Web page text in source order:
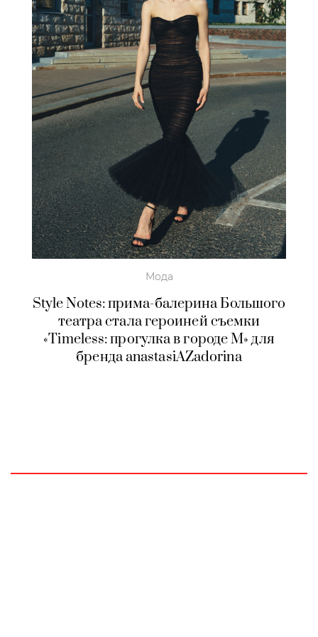
Мода
Style Notes: прима-балерина Большого
театра стала героиней съемки
«Timeless: прогулка в городе М» для
бренда anastasiAZadorina